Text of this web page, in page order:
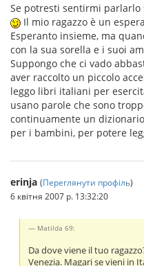
Se potresti sentirmi
Il mio ragazzo è un
Esperanto insieme, ma
con la sua sorella e i suoi
Suppongo che ci vado
aver raccolto un piccolo
leggo libri italiani per
usano parole che sono
continuamente un
per i bambini, per potere
erinja (Переглянути профіль)
6 квітня 2007 р. 13:32:20
Matilda 69:
Da dove viene il tuo
Venezia. Magari se vieni in